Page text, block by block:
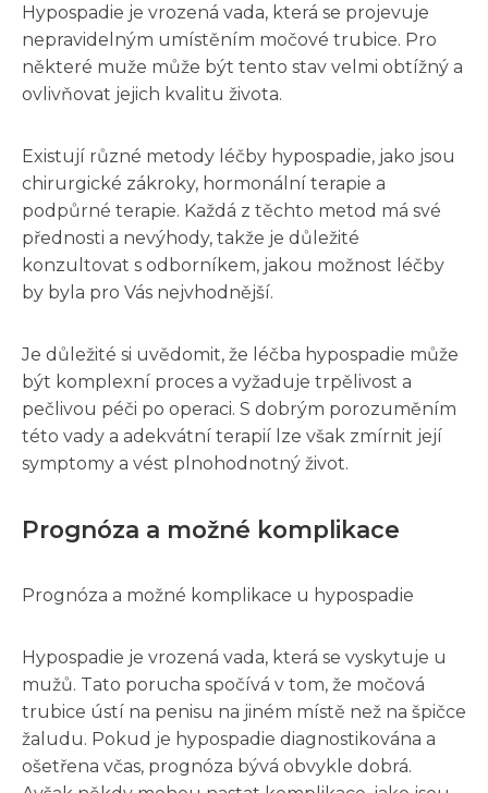
Hypospadie je vrozená vada, která se projevuje
nepravidelným umístěním močové trubice. Pro
některé muže může být tento stav velmi obtížný a
ovlivňovat jejich kvalitu života.
Existují různé metody léčby hypospadie, jako jsou
chirurgické zákroky, hormonální terapie a
podpůrné terapie. Každá z těchto metod má své
přednosti a nevýhody, takže je důležité
konzultovat s odborníkem, jakou možnost léčby
by byla pro Vás nejvhodnější.
Je důležité si uvědomit, že léčba hypospadie může
být komplexní proces a vyžaduje trpělivost a
pečlivou péči po operaci. S dobrým porozuměním
této vady a adekvátní terapií lze však zmírnit její
symptomy a vést plnohodnotný život.
Prognóza a možné komplikace
Prognóza a možné komplikace u hypospadie
Hypospadie je vrozená vada, která se vyskytuje u
mužů. Tato porucha spočívá v tom, že močová
trubice ústí na penisu na jiném místě než na špičce
žaludu. Pokud je hypospadie diagnostikována a
ošetřena včas, prognóza bývá obvykle dobrá.